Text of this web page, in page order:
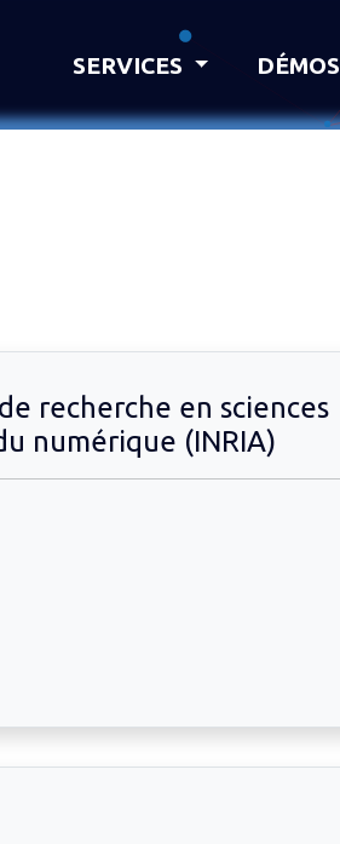
SERVICES DÉMOS
recherche en sciences
numérique (INRIA)